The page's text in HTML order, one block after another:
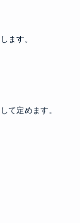
ます。
て定めます。